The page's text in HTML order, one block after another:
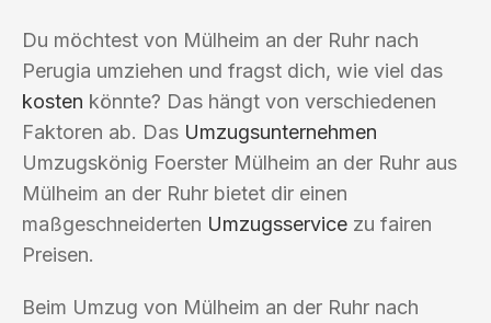
Du möchtest von Mülheim an der Ruhr nach
Perugia umziehen und fragst dich, wie viel das
kosten könnte? Das hängt von verschiedenen
Faktoren ab. Das Umzugsunternehmen
Umzugskönig Foerster Mülheim an der Ruhr aus
Mülheim an der Ruhr bietet dir einen
maßgeschneiderten Umzugsservice zu fairen
Preisen.
Beim Umzug von Mülheim an der Ruhr nach